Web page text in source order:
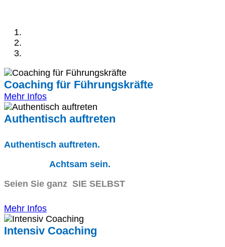
Coaching für Führungskräfte
Mehr Infos
Authentisch auftreten
Authentisch auftreten.
Achtsam sein.
Seien Sie ganz SIE SELBST
Mehr Infos
Intensiv Coaching